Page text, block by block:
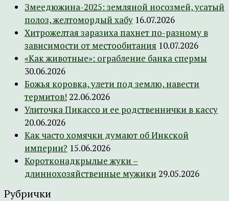
Змеедюжина-2025: земляной носозмей, усатый
полоз, желтомордый хабу 16.07.2026
Хитрожелтая заразиха пахнет по-разному в
зависимости от местообитания 10.07.2026
«Как животные»: ограбление банка спермы
30.06.2026
Божья коровка, улети под землю, навести
термитов! 22.06.2026
Улиточка Пикассо и ее родственнички в кассу
20.06.2026
Как часто хомячки думают об Инкской
империи? 15.06.2026
Коротконадкрылые жуки –
длиннохозяйственные мужики 29.05.2026
Рубрички